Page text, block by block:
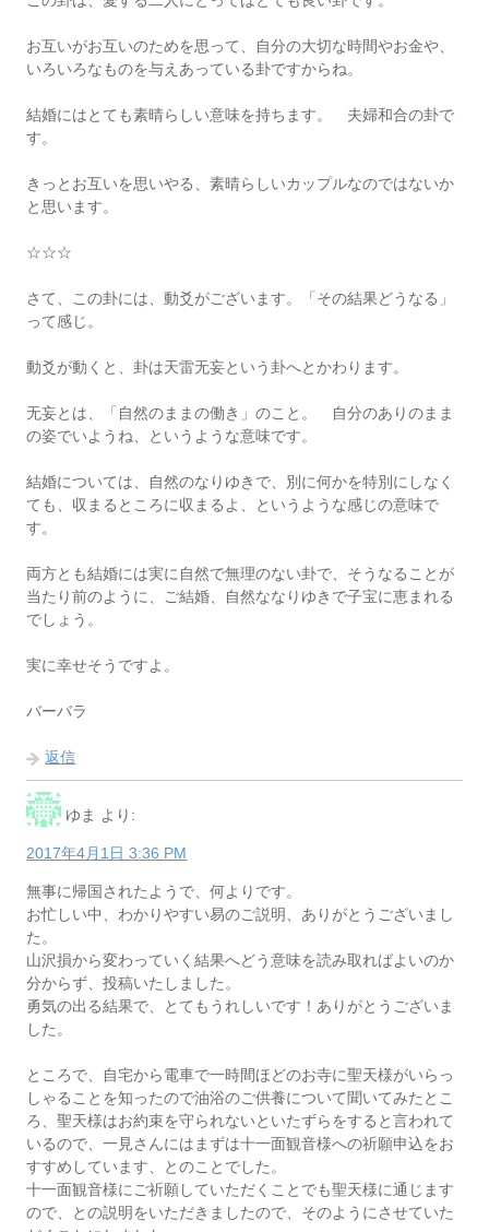
お互いがお互いのためを思って、自分の大切な時間やお金や、
いろいろなものを与えあっている卦ですからね。
結婚にはとても素晴らしい意味を持ちます。 夫婦和合の卦で
す。
きっとお互いを思いやる、素晴らしいカップルなのではないか
と思います。
☆☆☆
さて、この卦には、動爻がございます。「その結果どうなる」
って感じ。
動爻が動くと、卦は天雷无妄という卦へとかわります。
无妄とは、「自然のままの働き」のこと。 自分のありのまま
の姿でいようね、というような意味です。
結婚については、自然のなりゆきで、別に何かを特別にしなく
ても、収まるところに収まるよ、というような感じの意味で
す。
両方とも結婚には実に自然で無理のない卦で、そうなることが
当たり前のように、ご結婚、自然ななりゆきで子宝に恵まれる
でしょう。
実に幸せそうですよ。
バーバラ
返信
ゆま より:
2017年4月1日 3:36 PM
無事に帰国されたようで、何よりです。
お忙しい中、わかりやすい易のご説明、ありがとうございまし
た。
山沢損から変わっていく結果へどう意味を読み取ればよいのか
分からず、投稿いたしました。
勇気の出る結果で、とてもうれしいです！ありがとうございま
した。
ところで、自宅から電車で一時間ほどのお寺に聖天様がいらっ
しゃることを知ったので油浴のご供養について聞いてみたとこ
ろ、聖天様はお約束を守られないといたずらをすると言われて
いるので、一見さんにはまずは十一面観音様への祈願申込をお
すすめしています、とのことでした。
十一面観音様にご祈願していただくことでも聖天様に通じます
ので、との説明をいただきましたので、そのようにさせていた